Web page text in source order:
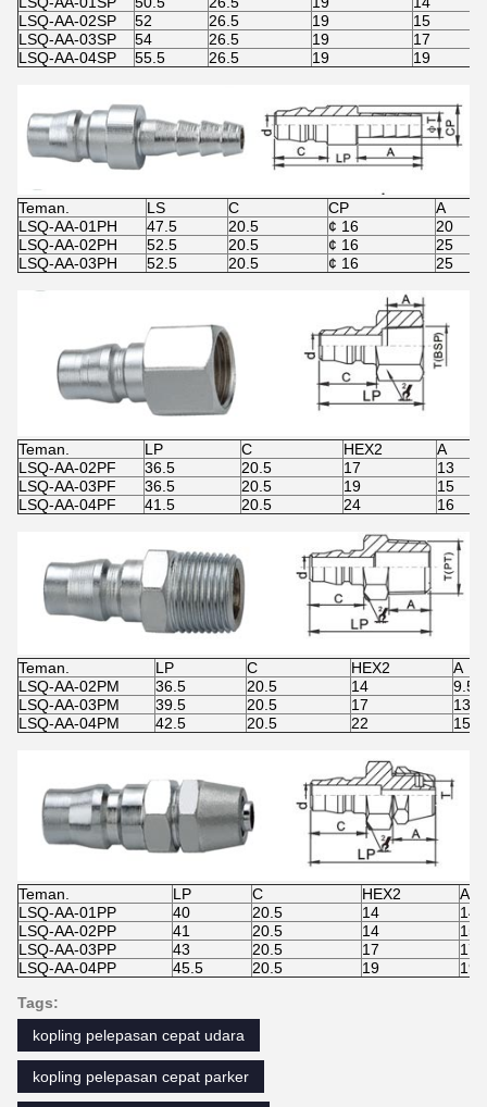
LSQ-AA-02SP
52 26.5 19
15
LSQ-AA-03SP
54 26.5 19
17
LSQ-AA-04SP
55.5 26.5 19 19
Teman. LS C CP
A
LSQ-AA-01PH
47.5 20.5 ¢ 16
20
LSQ-AA-02PH
52.5 20.5 ¢ 16
25
LSQ-AA-03PH
52.5 20.5 ¢ 16 25
Teman. LP C HEX2
A
LSQ-AA-02PF
36.5 20.5 17
13
LSQ-AA-03PF
36.5 20.5 19
15
LSQ-AA-04PF
41.5 20.5 24 16
Teman. LP C HEX2
A
LSQ-AA-02PM
36.5 20.5 14
9.5
LSQ-AA-03PM
39.5 20.5 17
13
LSQ-AA-04PM
42.5 20.5 22 15
Teman. LP C HEX2
A
LSQ-AA-01PP
40 20.5 14
14
LSQ-AA-02PP
41 20.5 14
15
LSQ-AA-03PP
43 20.5 17
17
LSQ-AA-04PP
45.5 20.5 19
19
Tags:
kopling pelepasan cepat udara
kopling pelepasan cepat parker